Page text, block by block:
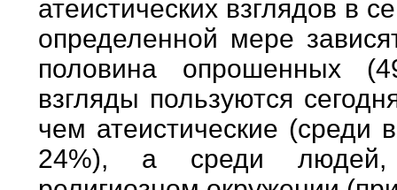
атеистических взглядов в
определенной мере
половина опрошенных
взгляды пользуются
чем атеистические (среди
24%), а среди людей,